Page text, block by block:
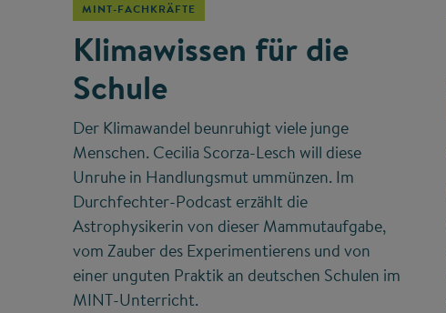
MINT-FACHKRÄFTE
Klimawissen für die
Schule
Der Klimawandel beunruhigt viele junge
Menschen. Cecilia Scorza-Lesch will diese
Unruhe in Handlungsmut ummünzen. Im
Durchfechter-Podcast erzählt die
Astrophysikerin von dieser Mammutaufgabe,
vom Zauber des Experimentierens und von
einer unguten Praktik an deutschen Schulen im
MINT-Unterricht.